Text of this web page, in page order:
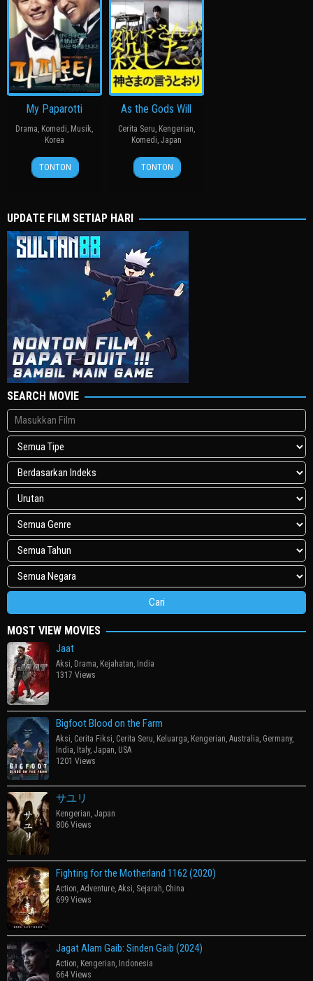
My Paparotti
Drama, Komedi, Musik,
Korea
14
Mar
윤
종
TONTON
As the Gods Will
Cerita Seru, Kengerian,
Komedi, Japan
15
Nov
三
池
TONTON
UPDATE FILM SETIAP HARI
SEARCH MOVIE
MOST VIEW MOVIES
Jaat
Aksi, Drama, Kejahatan, India
1317 Views
Bigfoot Blood on the Farm
Aksi, Cerita Fiksi, Cerita Seru, Keluarga, Kengerian, Australia, Germany,
India, Italy, Japan, USA
1201 Views
サユリ
Kengerian, Japan
806 Views
Fighting for the Motherland 1162 (2020)
Action, Adventure, Aksi, Sejarah, China
699 Views
Jagat Alam Gaib: Sinden Gaib (2024)
Action, Kengerian, Indonesia
664 Views